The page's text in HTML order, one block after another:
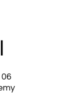
06 سبتمبر 2023، 7:30 م غرينتش-5